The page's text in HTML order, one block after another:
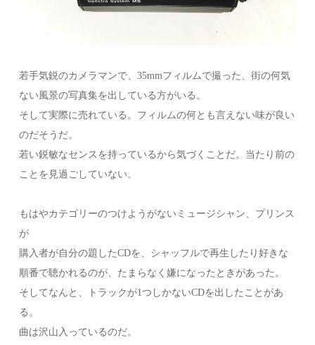
若手気鋭のカメラマンで、35mmフィルムで撮った、街の何気
ない風景の写真集を出している方がいる。
そして実際に売れている。フィルムの何とも言えない味が良い
のだそうだ。
若い鋭敏なセンスを持っているから気づくことだ。当たり前の
ことを見過ごしていない。
もはやカテゴリーのつけようがないミュージシャン、プリンス
が
購入者が自分の題したCDを、シャッフルで再生したり好きな
順番で聴かれるのが、たまらなく嫌になったときがあった。
そしてなんと、トラックが1つしかないCDを出したことがあ
る。
曲は沢山入っているのだ。